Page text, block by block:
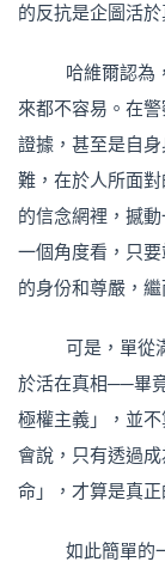
的反抗是企圖活於
哈維爾認為
來都不容易。在
證據，甚至是自
難，在於人所面
的信念網裡，撼
一個角度看，只
的身份和尊嚴，
可是，單從
於活在真相──畢
極權主義」，並
會說，只有透過
命」，才算是真
如此簡單的